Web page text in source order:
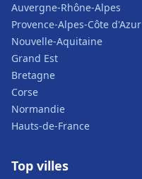
Auvergne-Rhône-Alpes
Provence-Alpes-Côte d'Azur
Nouvelle-Aquitaine
Grand Est
Bretagne
Corse
Normandie
Hauts-de-France
Top villes